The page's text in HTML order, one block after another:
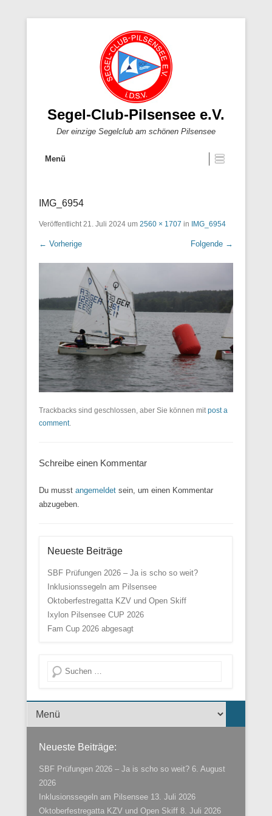
Segel-Club-Pilsensee e.V.
Der einzige Segelclub am schönen Pilsensee
Menü
IMG_6954
Veröffentlicht21. Juli 2024 um 2560 × 1707 in IMG_6954
← Vorherige Folgende →
Trackbacks sind geschlossen, aber Sie können mitpost a
comment.
Schreibe einen Kommentar
Du musst angemeldet sein, um einen Kommentar
abzugeben.
Neueste Beiträge
SBF Prüfungen 2026 – Ja is scho so weit?
Inklusionssegeln am Pilsensee
Oktoberfestregatta KZV und Open Skiff
Ixylon Pilsensee CUP 2026
Fam Cup 2026 abgesagt
Suche
Menü der Fußzeile
Neueste Beiträge:
SBF Prüfungen 2026 – Ja is scho so weit? 6. August
2026
Inklusionssegeln am Pilsensee 13. Juli 2026
Oktoberfestregatta KZV und Open Skiff 8. Juli 2026